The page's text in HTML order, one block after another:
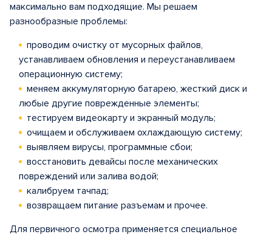
максимально вам подходящие. Мы решаем
разнообразные проблемы:
проводим очистку от мусорных файлов,
устанавливаем обновления и переустанавливаем
операционную систему;
меняем аккумуляторную батарею, жесткий диск и
любые другие поврежденные элементы;
тестируем видеокарту и экранный модуль;
очищаем и обслуживаем охлаждающую систему;
выявляем вирусы, программные сбои;
восстановить девайсы после механических
повреждений или залива водой;
калибруем тачпад;
возвращаем питание разъемам и прочее.
Для первичного осмотра применяется специальное